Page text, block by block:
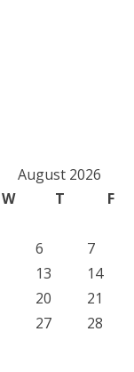
August 2026
W T F
6 7
13 14
20 21
27 28